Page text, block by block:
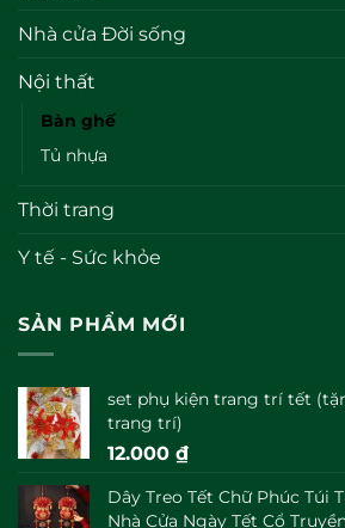
Nhà cửa Đời sống
Nội thất
Bàn ghế
Tủ nhựa
Thời trang
Y tế - Sức khỏe
SẢN PHẨM MỚI
set phụ kiện trang trí tết
trang trí)
12.000 ₫
Dây Treo Tết Chữ Phúc Túi
Nhà Cửa Ngày Tết Cổ